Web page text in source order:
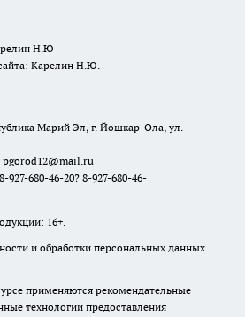
Н.Ю
Карелин Н.Ю.
Марий Эл, г. Йошкар-Ола, ул.
pgorod12@mail.ru
680-46-20? 8-927-680-46-
16+.
и обработки персональных данных
применяются рекомендательные
технологии предоставления